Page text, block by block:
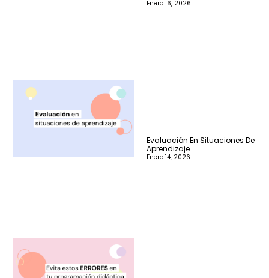
Enero 16, 2026
Evaluación En Situaciones De
Aprendizaje
Enero 14, 2026